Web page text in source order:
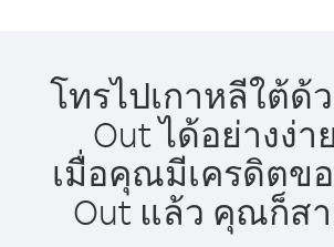
โทรไปเกาหลีใต้ด้
Out ได้อย่างง่า
เมื่อคุณมีเครดิตข
Out แล้ว คุณก็ส